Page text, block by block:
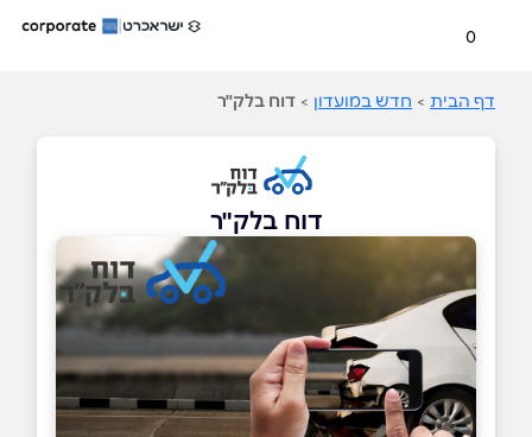
0
דף הבית > חדש במועדון > דוח בלק"ר
דוח בלק"ר